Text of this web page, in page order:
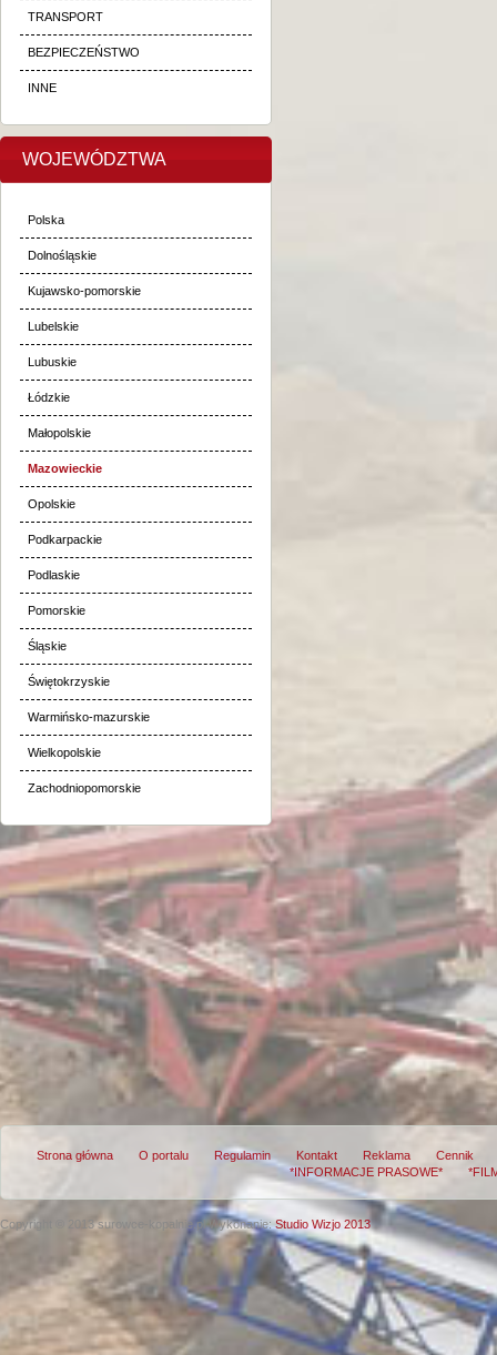
TRANSPORT
BEZPIECZEŃSTWO
INNE
WOJEWÓDZTWA
Polska
Dolnośląskie
Kujawsko-pomorskie
Lubelskie
Lubuskie
Łódzkie
Małopolskie
Mazowieckie
Opolskie
Podkarpackie
Podlaskie
Pomorskie
Śląskie
Świętokrzyskie
Warmińsko-mazurskie
Wielkopolskie
Zachodniopomorskie
Strona główna O portalu Regulamin Kontakt Reklama
Cennik
*INFORMACJE PRASOWE*
Copyright © 2013 surowce-kopalnie.plWykonanie:Studio Wizjo 2013